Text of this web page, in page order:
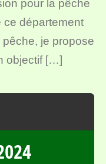
pour la pêche
ce département
je propose
objectif […]